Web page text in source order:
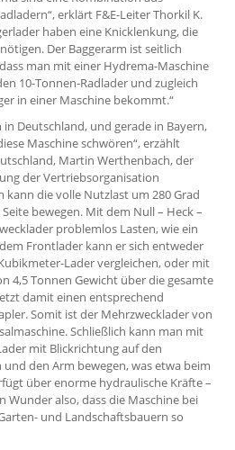
erklärt F&E-Leiter Thorkil K.
haben eine Knicklenkung, die
Der Baggerarm ist seitlich
man mit einer Hydrema-Maschine
10-Tonnen-Radlader und zugleich
in einer Maschine bekommt.“
in Deutschland, und gerade in Bay­ern,
Maschine schwören“, erzählt
Martin Werthenbach, der
der Vertriebsorganisation
kann die volle Nutzlast um 280 Grad
bewegen. Mit dem Null – Heck –
problemlos Lasten, wie ein
Frontlader kann er sich entweder
Lader vergleichen, oder mit
4,5 Tonnen Gewicht über die gesamte
damit einen entsprechend
Somit ist der Mehrzwecklader von
Schließlich kann man mit
mit Blickrichtung auf den
den Arm bewegen, was etwa beim
über enorme hydraulische Kräfte –
Wunder also, dass die Maschine bei
und Landschaftsbauern so